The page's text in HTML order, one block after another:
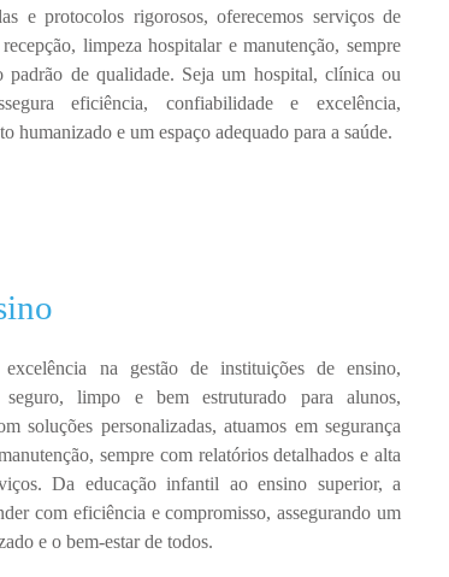
e protocolos rigorosos, oferecemos serviços de
limpeza hospitalar e manutenção, sempre
padrão de qualidade. Seja um hospital, clínica ou
eficiência, confiabilidade e excelência,
humanizado e um espaço adequado para a saúde.
excelência na gestão de instituições de ensino,
seguro, limpo e bem estruturado para alunos,
soluções personalizadas, atuamos em segurança
, sempre com relatórios detalhados e alta
. Da educação infantil ao ensino superior, a
com eficiência e compromisso, assegurando um
e o bem-estar de todos.